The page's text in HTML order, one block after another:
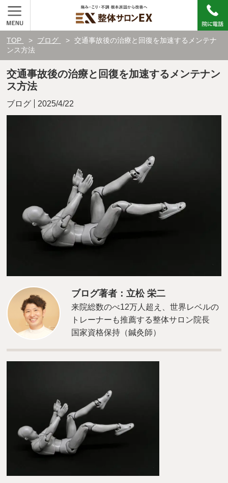
TOP ブログ
交通事故後の治療と回復を加速するメンテナ
ンス方法
交通事故後の治療と回復を加速するメンテナン
ス方法
ブログ 2025/4/22
ブログ著者：立松 栄二
来院総数のべ12万人超え、世界レベルの
トレーナーも推薦する整体サロン院長
国家資格保持（鍼灸師）